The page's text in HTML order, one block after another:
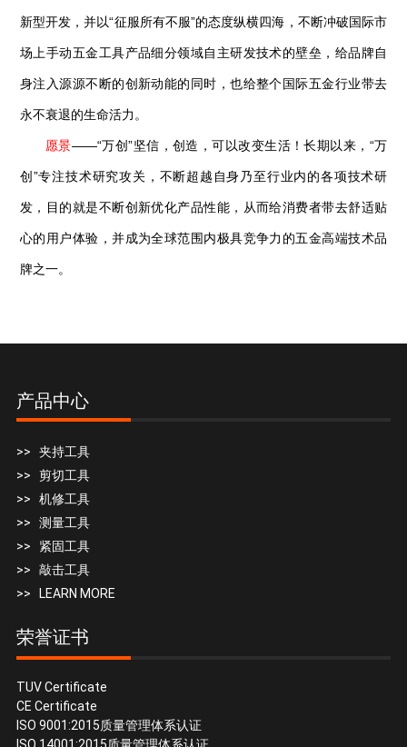
新型开发，并以“征服所有不服”的态度纵横四海，不断冲破国际市
场上手动五金工具产品细分领域自主研发技术的壁垒，给品牌自
身注入源源不断的创新动能的同时，也给整个国际五金行业带去
永不衰退的生命活力。
愿景——“万创”坚信，创造，可以改变生活！长期以来，“万
创”专注技术研究攻关，不断超越自身乃至行业内的各项技术研
发，目的就是不断创新优化产品性能，从而给消费者带去舒适贴
心的用户体验，并成为全球范围内极具竞争力的五金高端技术品
牌之一。
产品中心
>> 夹持工具
>> 剪切工具
>> 机修工具
>> 测量工具
>> 紧固工具
>> 敲击工具
>> LEARN MORE
荣誉证书
TUV Certificate
CE Certificate
ISO 9001:2015质量管理体系认证